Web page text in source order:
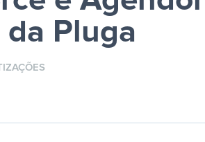
Pluga